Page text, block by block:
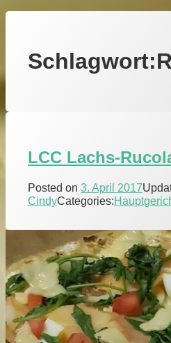
Schlagwort:
LCC Lachs-
Posted on 3. April 2017
CindyCategories: